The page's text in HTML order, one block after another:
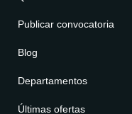
Publicar convocatoria
Blog
Departamentos
Últimas ofertas